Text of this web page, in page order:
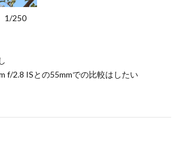
1/250
f/2.8 ISとの55mmでの比較はしたい